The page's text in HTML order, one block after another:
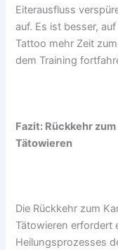
Eiterausfluss
auf. Es ist besser,
Tattoo mehr Zeit
dem Training
Fazit: Rückkehr
Tätowieren
Die Rückkehr zum
Tätowieren erfordert
Heilungsprozesses